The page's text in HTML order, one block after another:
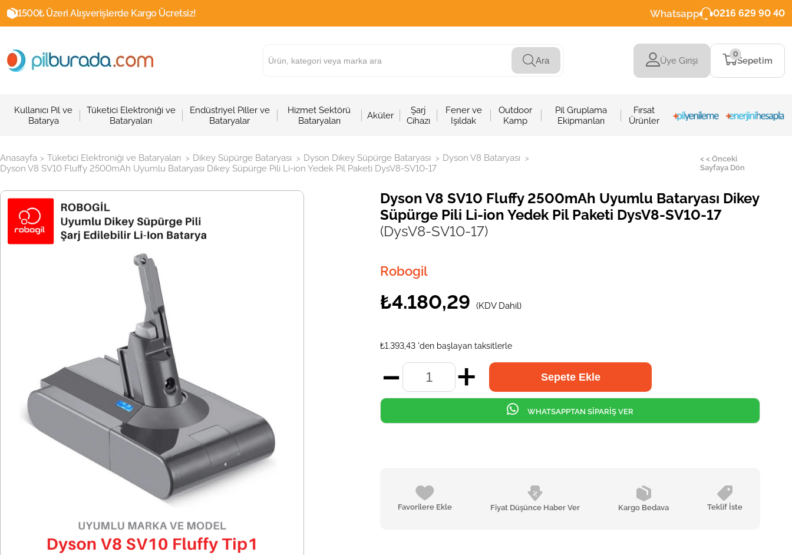
1500₺ Üzeri Alışverişlerde Kargo Ücretsiz! Whatsapp 0216 629 90 40
Ara Üye Girişi Sepetim
0
Kullanıcı Pil ve
Batarya
Tüketici Elektroniği ve
Bataryaları
Endüstriyel Piller ve
Bataryalar
Hizmet Sektörü
Bataryaları
Aküler
Şarj
Cihazı
Fener ve
Işıldak
Outdoor
Kamp
Pil Gruplama
Ekipmanları
Fırsat
Ürünler
Anasayfa > Tüketici Elektroniği ve Bataryaları > Dikey Süpürge Bataryası > Dyson Dikey Süpürge Bataryası > Dyson V8 Bataryası >
Dyson V8 SV10 Fluffy 2500mAh Uyumlu Bataryası Dikey Süpürge Pili Li-ion Yedek Pil Paketi DysV8-SV10-17
< < Önceki
Sayfaya Dön
Dyson V8 SV10 Fluffy 2500mAh Uyumlu Bataryası Dikey
Süpürge Pili Li-ion Yedek Pil Paketi DysV8-SV10-17
(DysV8-SV10-17)
Robogil
₺4.180,29 (KDV Dahil)
₺1.393,43 'den başlayan taksitlerle
Favorilere Ekle Fiyat Düşünce Haber Ver Kargo Bedava Teklif İste
WHATSAPPTAN SİPARİŞ VER